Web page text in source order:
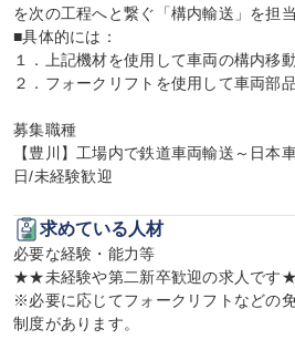
を次の工程へと繋ぐ「構内輸送」を担当
■具体的には：
１．上記機材を使用して車両の構内移
２．フォークリフトを使用して車両部
募集職種
【豊川】工場内で鉄道車両輸送～日本
日/未経験歓迎
求めている人材
必要な経験・能力等
★★未経験や第二新卒歓迎の求人で
※必要に応じてフォークリフトなどの
制度があります。